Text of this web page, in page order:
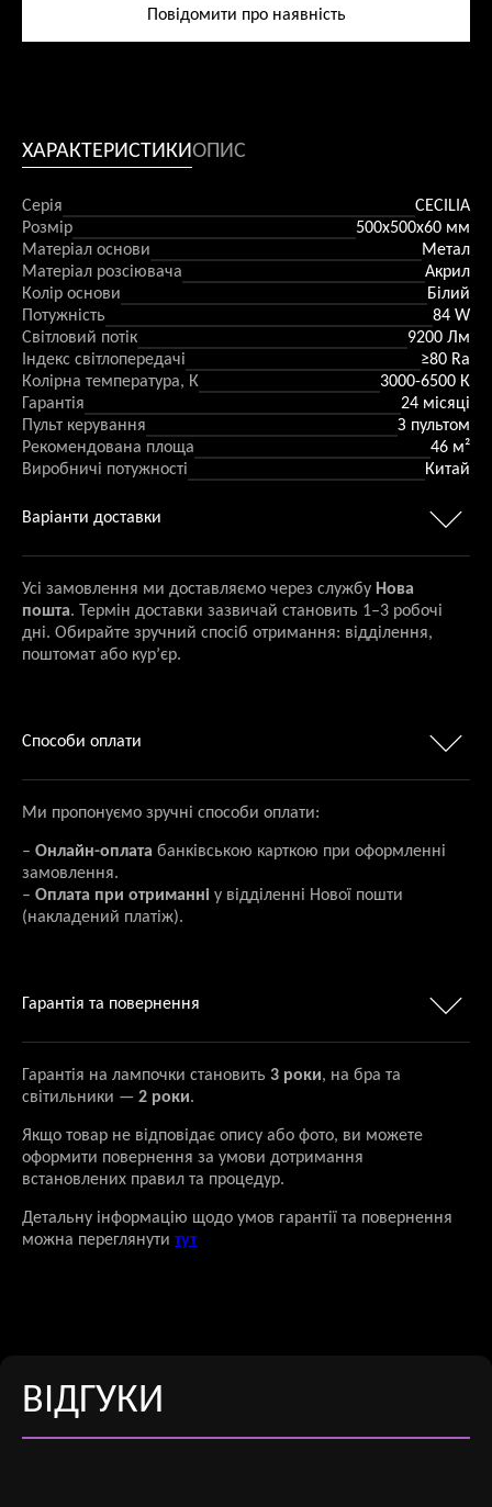
Повідомити про наявність
ХАРАКТЕРИСТИКИОПИС
Серія
CECILIA
Розмір
500x500х60 мм
Матеріал основи
Метал
Матеріал розсіювача
Акрил
Колір основи
Білий
Потужність
84 W
Світловий потік
9200 Лм
Індекс світлопередачі
≥80 Ra
Колірна температура, К
3000-6500 К
Гарантія
24 місяці
Пульт керування
З пультом
Рекомендована площа
46 м²
Виробничі потужності
Китай
Варіанти доставки
Усі замовлення ми доставляємо через службу Нова
пошта. Термін доставки зазвичай становить 1–3 робочі
дні. Обирайте зручний спосіб отримання: відділення,
поштомат або кур’єр.
Способи оплати
Ми пропонуємо зручні способи оплати:
– Онлайн-оплата банківською карткою при оформленні
замовлення.
– Оплата при отриманні у відділенні Нової пошти
(накладений платіж).
Гарантія та повернення
Гарантія на лампочки становить 3 роки, на бра та
світильники — 2 роки.
Якщо товар не відповідає опису або фото, ви можете
оформити повернення за умови дотримання
встановлених правил та процедур.
Детальну інформацію щодо умов гарантії та повернення
можна переглянути тут
ВІДГУКИ